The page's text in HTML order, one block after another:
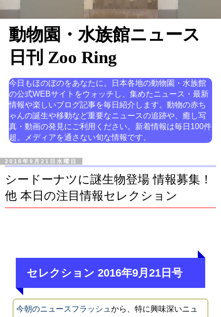
動物園・水族館ニュース
日刊 Zoo Ring
今日もほのぼのをあなたに。日本各地の動物園・水族館
の公式WEBサイトをウォッチし、集めたニュース・最新
情報や楽しいブログ記事を毎日紹介します。動物の赤ち
ゃんの誕生や移動など重要なニュースの追跡や、癒し写
真・動画の発見にご利用ください。新着情報は毎日100件
超。メディアを通さない旬な情報です。
2016年9月21日水曜日
シードーナツに謎生物登場 情報募集！
他 本日の注目情報セレクション
セレクション 2016年9月21日号
今朝のニュースフラッシュから、特に興味深いニュ